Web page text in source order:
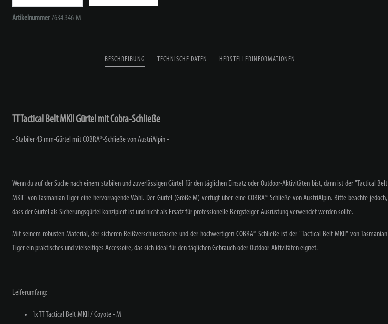
Artikelnummer7634.346-M
BESCHREIBUNG TECHNISCHE DATEN HERSTELLERINFORMATIONEN
TT Tactical Belt MKII Gürtel mit Cobra-Schließe
- Stabiler 43 mm-Gürtel mit COBRA®-Schließe von AustriAlpin -
Wenn du auf der Suche nach einem stabilen und zuverlässigen Gürtel für den täglichen Einsatz oder Outdoor-Aktivitäten bist, dann ist der "Tactical Belt
MKII" von Tasmanian Tiger eine hervorragende Wahl. Der Gürtel (Größe M) verfügt über eine COBRA®-Schließe von AustriAlpin. Bitte beachte jedoch,
dass der Gürtel als Sicherungsgürtel konzipiert ist und nicht als Ersatz für professionelle Bergsteiger-Ausrüstung verwendet werden sollte.
Mit seinem robusten Material, der sicheren Reißverschlusstasche und der hochwertigen COBRA®-Schließe ist der "Tactical Belt MKII" von Tasmanian
Tiger ein praktisches und vielseitiges Accessoire, das sich ideal für den täglichen Gebrauch oder Outdoor-Aktivitäten eignet.
Leiferumfang:
1x TT Tactical Belt MKII / Coyote - M